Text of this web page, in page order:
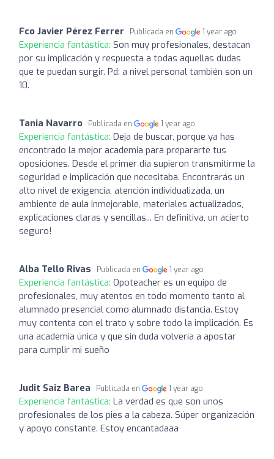
Fco Javier Pérez Ferrer Publicada en 1 year ago
Experiencia fantástica: Son muy profesionales, destacan
por su implicación y respuesta a todas aquellas dudas
que te puedan surgir. Pd: a nivel personal también son un
10.
Tania Navarro Publicada en 1 year ago
Experiencia fantástica: Deja de buscar, porque ya has
encontrado la mejor academia para prepararte tus
oposiciones. Desde el primer día supieron transmitirme la
seguridad e implicación que necesitaba. Encontrarás un
alto nivel de exigencia, atención individualizada, un
ambiente de aula inmejorable, materiales actualizados,
explicaciones claras y sencillas... En definitiva, un acierto
seguro!
Alba Tello Rivas Publicada en 1 year ago
Experiencia fantástica: Opoteacher es un equipo de
profesionales, muy atentos en todo momento tanto al
alumnado presencial como alumnado distancia. Estoy
muy contenta con el trato y sobre todo la implicación. Es
una academia única y que sin duda volvería a apostar
para cumplir mi sueño
Judit Saiz Barea Publicada en 1 year ago
Experiencia fantástica: La verdad es que son unos
profesionales de los pies a la cabeza. Súper organización
y apoyo constante. Estoy encantadaaa